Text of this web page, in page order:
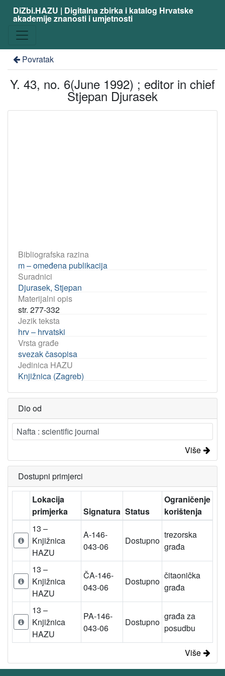
DiZbi.HAZU | Digitalna zbirka i katalog Hrvatske
akademije znanosti i umjetnosti
Povratak
Y. 43, no. 6(June 1992) ; editor in chief
Stjepan Djurasek
Bibliografska razina
m – omeđena publikacija
Suradnici
Djurasek, Stjepan
Materijalni opis
str. 277-332
Jezik teksta
hrv – hrvatski
Vrsta građe
svezak časopisa
Jedinica HAZU
Knjižnica (Zagreb)
Dio od
Nafta : scientific journal
Više
Dostupni primjerci
Lokacija
primjerka
Signatura Status
Ograničenje
korištenja
13 –
Knjižnica
HAZU
A-146-
043-06
Dostupno
trezorska
građa
13 –
Knjižnica
HAZU
ČA-146-
043-06
Dostupno
čitaonička
građa
13 –
Knjižnica
HAZU
PA-146-
043-06
Dostupno
građa za
posudbu
Više